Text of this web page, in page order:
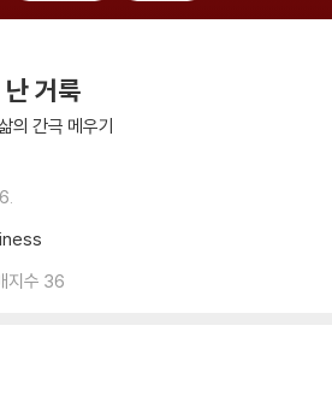
거룩
의 간극 메우기
지수 36